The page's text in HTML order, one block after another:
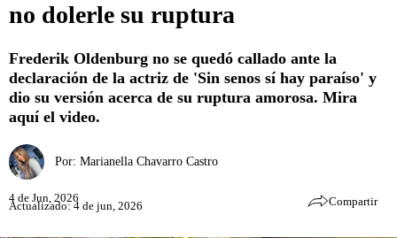
no dolerle su ruptura
Frederik Oldenburg no se quedó callado ante la
declaración de la actriz de 'Sin senos sí hay paraíso' y
dio su versión acerca de su ruptura amorosa. Mira
aquí el video.
Por: Marianella Chavarro Castro
4 de Jun, 2026
Actualizado: 4 de jun, 2026 Compartir